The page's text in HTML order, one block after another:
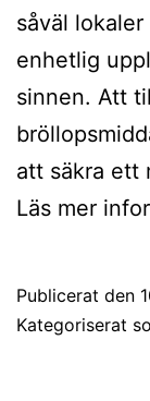
såväl
enhetlig
sinnen. Att
att säkra ett
Läs mer
Publicerat den
Kategoriserat